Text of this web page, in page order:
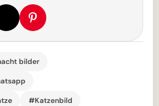
bilder
#Katzenbild